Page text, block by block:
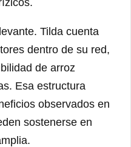
Tilda cuenta
dentro de su red,
de arroz
Esa estructura
observados en
sostenerse en